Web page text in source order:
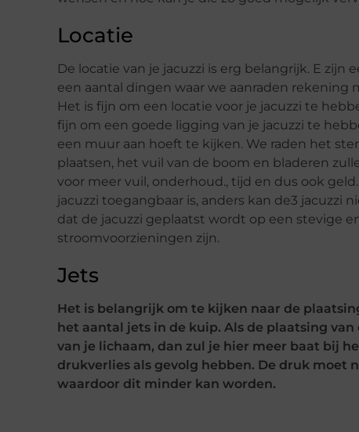
Locatie
De locatie van je jacuzzi is erg belangrijk. E zijn
een aantal dingen waar we aanraden rekening
Het is fijn om een locatie voor je jacuzzi te
fijn om een goede ligging van je jacuzzi te
een muur aan hoeft te kijken. We raden het
plaatsen, het vuil van de boom en bladeren
voor meer vuil, onderhoud., tijd en dus ook
jacuzzi toegangbaar is, anders kan de3 jacuzzi
dat de jacuzzi geplaatst wordt op een stevige
stroomvoorzieningen zijn.
Jets
Het is belangrijk om te kijken naar de
het aantal jets in de kuip. Als de plaatsing
van je lichaam, dan zul je hier meer baat bij
drukverlies als gevolg hebben. De druk moet
waardoor dit minder kan worden.